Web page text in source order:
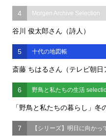
4 Morgen Archive Selection
谷川 俊太郎さん（詩人）
5 十代の地図帳
斎藤 ちはるさん（テレビ朝日
6 野鳥と私たちの生活
「野鳥と私たちの暮らし」
7 【シリーズ】明日に向かっ